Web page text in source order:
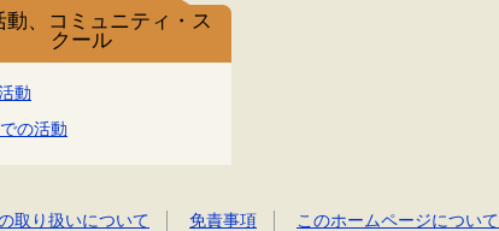
動、コミュニティ・ス
クール
動
の活動
取り扱いについて 免責事項 このホームページについて